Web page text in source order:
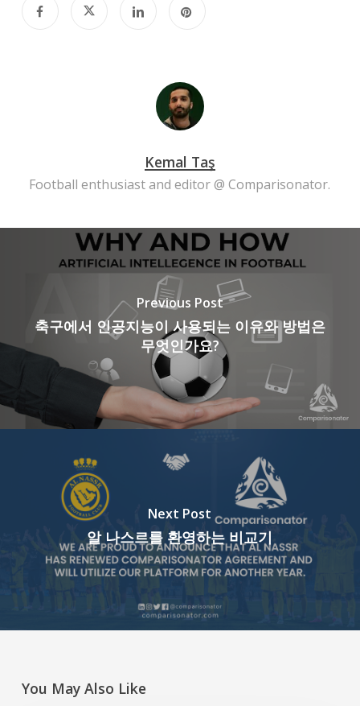
Kemal Taş
Football enthusiast and editor @ Comparisonator.
Previous Post
축구에서 인공지능이 사용되는 이유와 방법은
무엇인가요?
Next Post
알 나스르를 환영하는 비교기
You May Also Like